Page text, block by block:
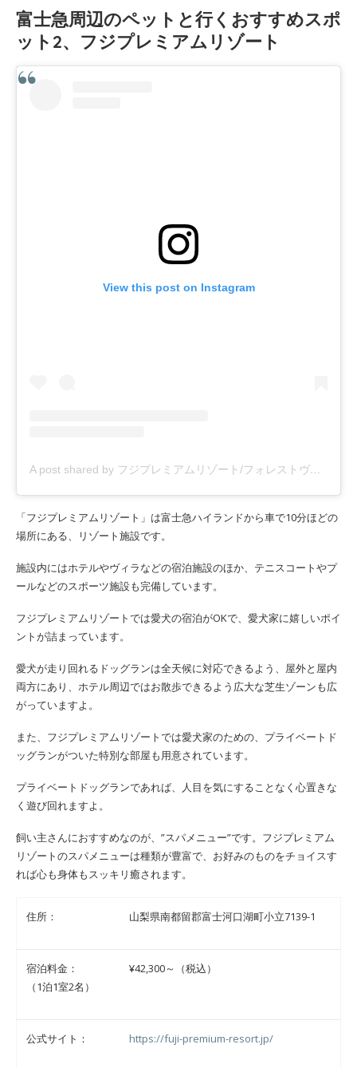
富士急周辺のペットと行くおすすめスポ
ット2、フジプレミアムリゾート
View this post on Instagram
A post shared by フジプレミアムリゾート/フォレストヴィレッジ (@fujipremiumresort)
「フジプレミアムリゾート」は富士急ハイランドから車で10分ほどの
場所にある、リゾート施設です。
施設内にはホテルやヴィラなどの宿泊施設のほか、テニスコートやプ
ールなどのスポーツ施設も完備しています。
フジプレミアムリゾートでは愛犬の宿泊がOKで、愛犬家に嬉しいポイ
ントが詰まっています。
愛犬が走り回れるドッグランは全天候に対応できるよう、屋外と屋内
両方にあり、ホテル周辺ではお散歩できるよう広大な芝生ゾーンも広
がっていますよ。
また、フジプレミアムリゾートでは愛犬家のための、プライベートド
ッグランがついた特別な部屋も用意されています。
プライベートドッグランであれば、人目を気にすることなく心置きな
く遊び回れますよ。
飼い主さんにおすすめなのが、”スパメニュー”です。フジプレミアム
リゾートのスパメニューは種類が豊富で、お好みのものをチョイスす
れば心も身体もスッキリ癒されます。
住所： 山梨県南都留郡富士河口湖町小立7139-1
宿泊料金：
（1泊1室2名）
¥42,300～（税込）
公式サイト： https://fuji-premium-resort.jp/